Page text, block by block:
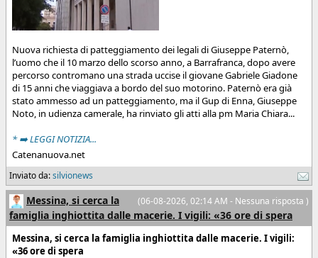
Nuova richiesta di patteggiamento dei legali di Giuseppe Paternò,
l’uomo che il 10 marzo dello scorso anno, a Barrafranca, dopo avere
percorso contromano una strada uccise il giovane Gabriele Giadone
di 15 anni che viaggiava a bordo del suo motorino. Paternò era già
stato ammesso ad un patteggiamento, ma il Gup di Enna, Giuseppe
Noto, in udienza camerale, ha rinviato gli atti alla pm Maria Chiara...
* ➡️ LEGGI NOTIZIA...
Catenanuova.net
Inviato da:silvionews
(06-08-2026, 02:14 AM - Nessuna risposta )
Messina, si cerca la
famiglia inghiottita dalle macerie. I vigili: «36 ore di spera
Messina, si cerca la famiglia inghiottita dalle macerie. I vigili:
«36 ore di spera